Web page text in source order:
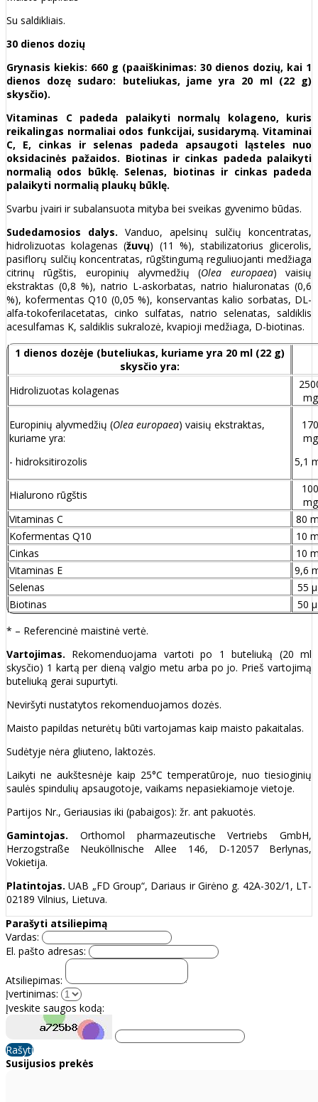
Su saldikliais.
30 dienos dozių
Grynasis kiekis: 660 g (paaiškinimas: 30 dienos dozių, kai 1
dienos dozę sudaro: buteliukas, jame yra 20 ml (22 g)
skysčio).
Vitaminas C padeda palaikyti normalų kolageno, kuris
reikalingas normaliai odos funkcijai, susidarymą. Vitaminai
C, E, cinkas ir selenas padeda apsaugoti ląsteles nuo
oksidacinės pažaidos. Biotinas ir cinkas padeda palaikyti
normalią odos būklę. Selenas, biotinas ir cinkas padeda
palaikyti normalią plaukų būklę.
Svarbu įvairi ir subalansuota mityba bei sveikas gyvenimo būdas.
Sudedamosios dalys. Vanduo, apelsinų sulčių koncentratas,
hidrolizuotas kolagenas (žuvų) (11 %), stabilizatorius glicerolis,
pasiflorų sulčių koncentratas, rūgštingumą reguliuojanti medžiaga
citrinų rūgštis, europinių alyvmedžių (Olea europaea) vaisių
ekstraktas (0,8 %), natrio L-askorbatas, natrio hialuronatas (0,6
%), kofermentas Q10 (0,05 %), konservantas kalio sorbatas, DL-
alfa-tokoferilacetatas, cinko sulfatas, natrio selenatas, saldiklis
acesulfamas K, saldiklis sukralozė, kvapioji medžiaga, D-biotinas.
1 dienos dozėje (buteliukas, kuriame yra 20 ml (22 g)
skysčio yra:
Hidrolizuotas kolagenas
mg
Europinių alyvmedžių (Olea europaea) vaisių ekstraktas,
kuriame yra:
- hidroksitirozolis
170
mg
5,1
Hialurono rūgštis
100
mg
Vitaminas C
80
Kofermentas Q10
10
Cinkas
10
Vitaminas E
9,6
Selenas
55
Biotinas
50
* – Referencinė maistinė vertė.
Vartojimas. Rekomenduojama vartoti po 1 buteliuką (20 ml
skysčio) 1 kartą per dieną valgio metu arba po jo. Prieš vartojimą
buteliuką gerai supurtyti.
Neviršyti nustatytos rekomenduojamos dozės.
Maisto papildas neturėtų būti vartojamas kaip maisto pakaitalas.
Sudėtyje nėra gliuteno, laktozės.
Laikyti ne aukštesnėje kaip 25°C temperatūroje, nuo tiesioginių
saulės spindulių apsaugotoje, vaikams nepasiekiamoje vietoje.
Partijos Nr., Geriausias iki (pabaigos): žr. ant pakuotės.
Gamintojas. Orthomol pharmazeutische Vertriebs GmbH,
Herzogstraße Neuköllnische Allee 146, D-12057 Berlynas,
Vokietija.
Platintojas. UAB „FD Group“, Dariaus ir Girėno g. 42A-302/1, LT-
02189 Vilnius, Lietuva.
Parašyti atsiliepimą
Vardas:
El. pašto adresas:
Atsiliepimas:
Įvertinimas:
Įveskite saugos kodą:
Rašyti
Susijusios prekės